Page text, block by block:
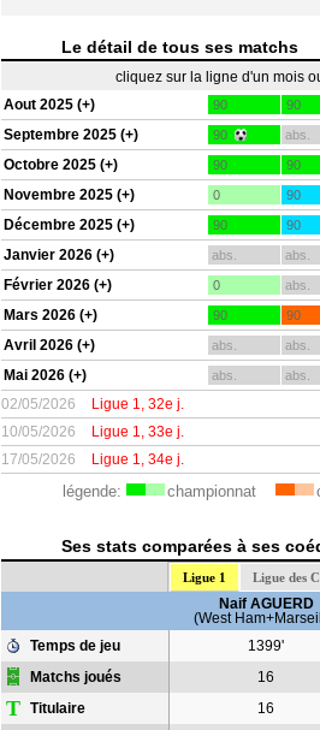
Le détail de tous ses matchs
cliquez sur la ligne d'un mois
Aout 2025 (+)
90 90
Septembre 2025 (+) 90 abs.
Octobre 2025 (+) 90 90
Novembre 2025 (+) 0 90
Décembre 2025 (+) 90 90
Janvier 2026 (+) abs. abs.
Février 2026 (+) 0 abs.
Mars 2026 (+) 90 90
Avril 2026 (+) abs. abs.
Mai 2026 (+) abs. abs.
02/05/2026 Ligue 1, 32e j.
10/05/2026
Ligue 1, 33e j.
17/05/2026
Ligue 1, 34e j.
légende: championnat
Ses stats comparées à ses
Ligue 1 Ligue des
Naif AGUERD
(West
Temps de jeu
1399'
Matchs joués 16
T Titulaire 16